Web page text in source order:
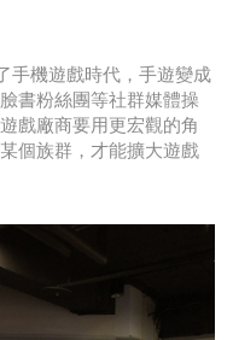
手機遊戲時代，手遊變成
書粉絲團等社群媒體操
戲廠商要用更宏觀的角
個族群，才能擴大遊戲